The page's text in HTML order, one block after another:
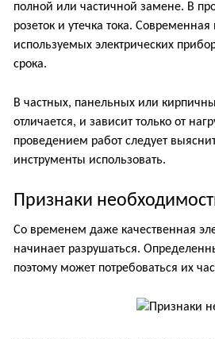
полной или частичной замене. В
розеток и утечка тока.
используемых электрических
срока.
В частных, панельных или
отличается, и зависит только от
проведением работ следует
инструменты использовать.
Признаки
Со временем даже качественная
начинает разрушаться.
поэтому может потребоваться их